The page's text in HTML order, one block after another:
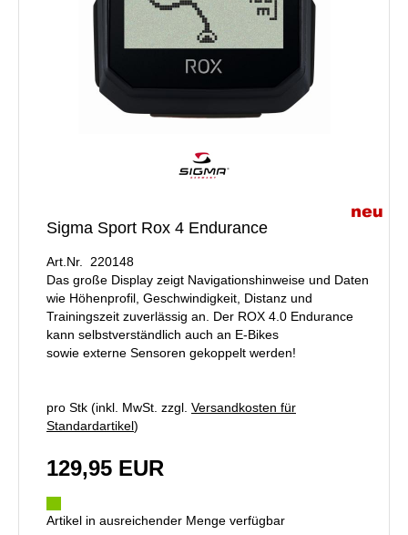
Sigma Sport Rox 4 Endurance
Art.Nr. 220148
Das große Display zeigt Navigationshinweise und Daten
wie Höhenprofil, Geschwindigkeit, Distanz und
Trainingszeit zuverlässig an. Der ROX 4.0 Endurance
kann selbstverständlich auch an E-Bikes
sowie externe Sensoren gekoppelt werden!
pro Stk (inkl. MwSt. zzgl. Versandkosten für
Standardartikel)
129,95 EUR
Artikel in ausreichender Menge verfügbar